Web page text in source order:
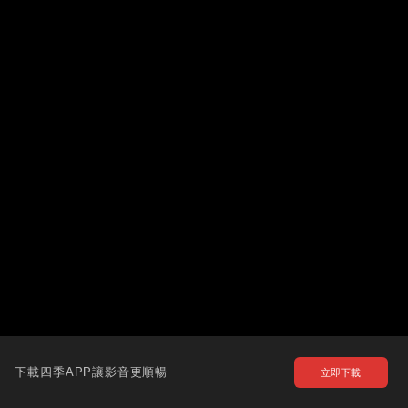
下載四季APP讓影音更順暢 立即下載